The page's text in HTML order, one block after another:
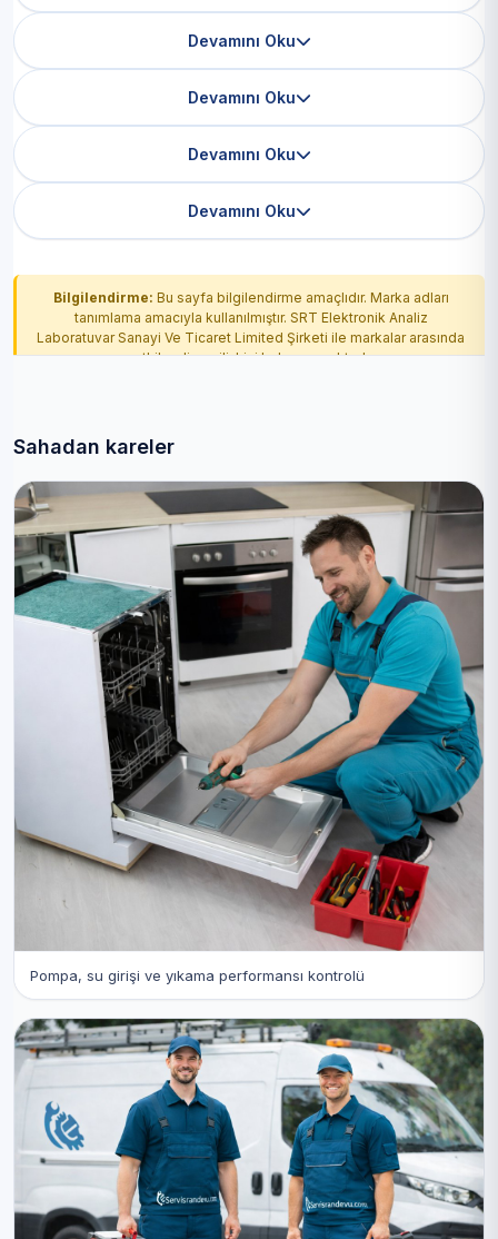
Devamını Oku
Devamını Oku
Devamını Oku
Devamını Oku
Bilgilendirme: Bu sayfa bilgilendirme amaçlıdır. Marka adları
tanımlama amacıyla kullanılmıştır. SRT Elektronik Analiz
Laboratuvar Sanayi Ve Ticaret Limited Şirketi ile markalar arasında
yetkilendirme ilişkisi bulunmamaktadır.
Sahadan kareler
Pompa, su girişi ve yıkama performansı kontrolü